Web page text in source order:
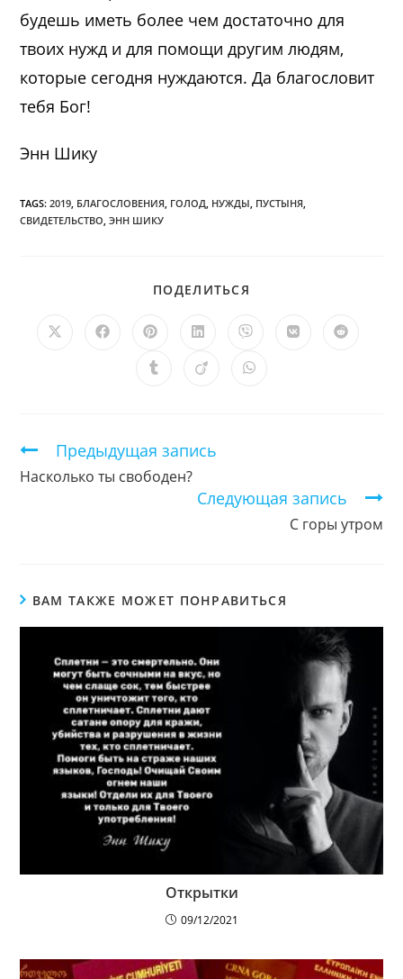
будешь иметь более чем достаточно для
твоих нужд и для помощи другим людям,
которые сегодня нуждаются. Да благословит
тебя Бог!
Энн Шику
TAGS:2019 БЛАГОСЛОВЕНИЯ ГОЛОД НУЖДЫ ПУСТЫНЯ
СВИДЕТЕЛЬСТВО ЭНН ШИКУ
ПОДЕЛИТЬСЯ
Открывается
Открывается
новом
Открывается
в
новом
Открывается
новом
Открывается
новом
Открывается
Открывается
ОткрываетсяОткрывается
Продолжить
чтение
Предыдущая запись
Насколько ты свободен?
Следующая запись
С горы утром
ВАМ ТАКЖЕ МОЖЕТ ПОНРАВИТЬСЯ
Открытки
09/12/2021